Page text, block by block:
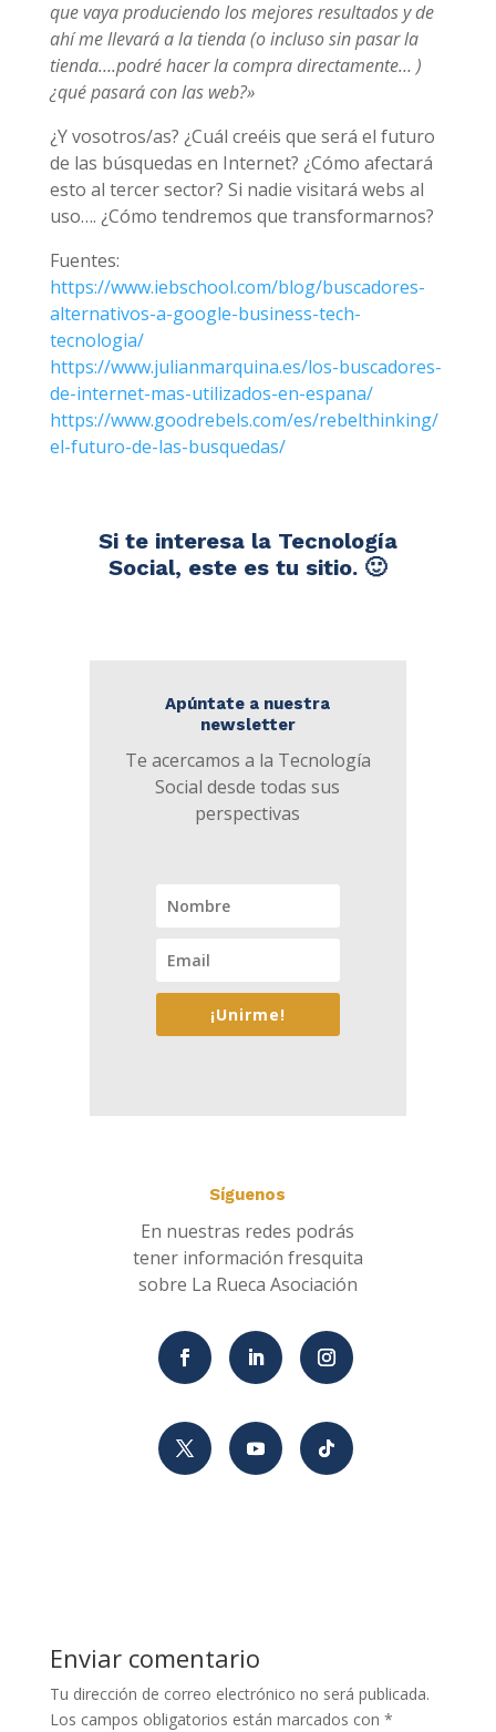
que vaya produciendo los mejores resultados y de
ahí me llevará a la tienda (o incluso sin pasar la
tienda….podré hacer la compra directamente… )
¿qué pasará con las web?»
¿Y vosotros/as? ¿Cuál creéis que será el futuro
de las búsquedas en Internet? ¿Cómo afectará
esto al tercer sector? Si nadie visitará webs al
uso…. ¿Cómo tendremos que transformarnos?
Fuentes:
https://www.iebschool.com/blog/buscadores-
alternativos-a-google-business-tech-
tecnologia/
https://www.julianmarquina.es/los-buscadores-
de-internet-mas-utilizados-en-espana/
https://www.goodrebels.com/es/rebelthinking/
el-futuro-de-las-busquedas/
Si te interesa la Tecnología
Social, este es tu sitio. 🙂
Apúntate a nuestra
newsletter
Te acercamos a la Tecnología
Social desde todas sus
perspectivas
¡Unirme!
Síguenos
En nuestras redes podrás
tener información fresquita
sobre La Rueca Asociación
Enviar comentario
Tu dirección de correo electrónico no será publicada.
Los campos obligatorios están marcados con *